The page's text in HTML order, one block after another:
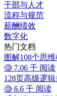
干部与人才
流程与规范
薪酬绩效
数字化
热门文档
图解108个思
7.06 千 阅读
128页高级逻
6.6 千 阅读